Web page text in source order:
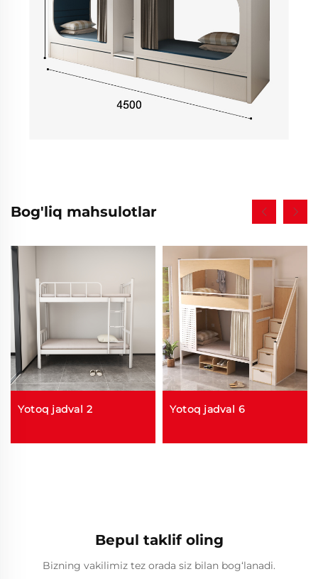
Bog'liq mahsulotlar
Yotoq jadval 2 Yotoq jadval 6
Bepul taklif oling
Bizning vakilimiz tez orada siz bilan bog‘lanadi.